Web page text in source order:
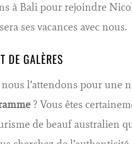
à Bali pour rejoindre
ses vacances avec nous.
DE GALÈRES
nous l’attendons pour une
? Vous êtes
de beauf australien